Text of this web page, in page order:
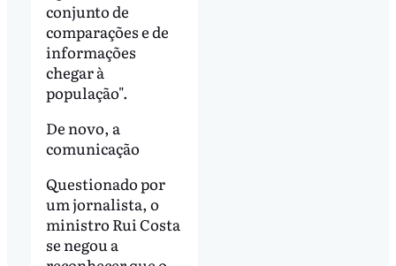
conjunto de
comparações e de
informações
chegar à
população".
De novo, a
comunicação
Questionado por
um jornalista, o
ministro Rui Costa
se negou a